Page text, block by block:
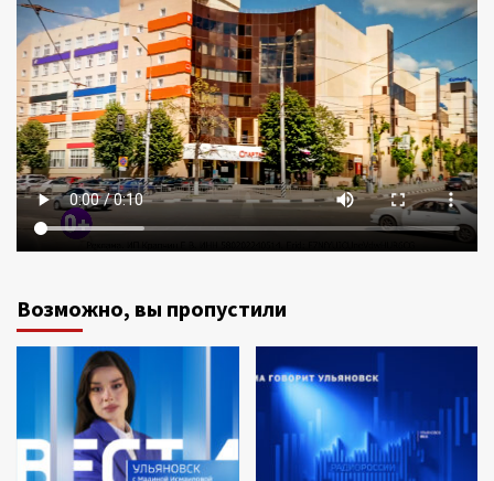
Возможно, вы пропустили